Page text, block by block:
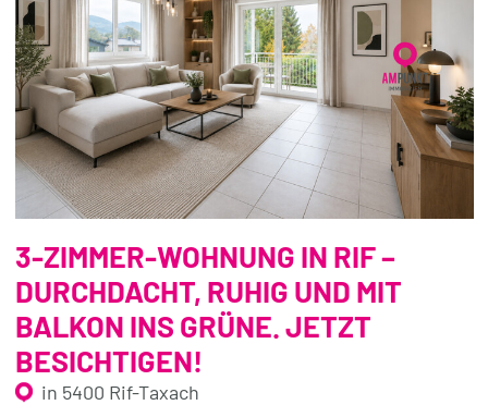
3-ZIMMER-WOHNUNG IN RIF –
DURCHDACHT, RUHIG UND MIT
BALKON INS GRÜNE. JETZT
BESICHTIGEN!
in 5400 Rif-Taxach